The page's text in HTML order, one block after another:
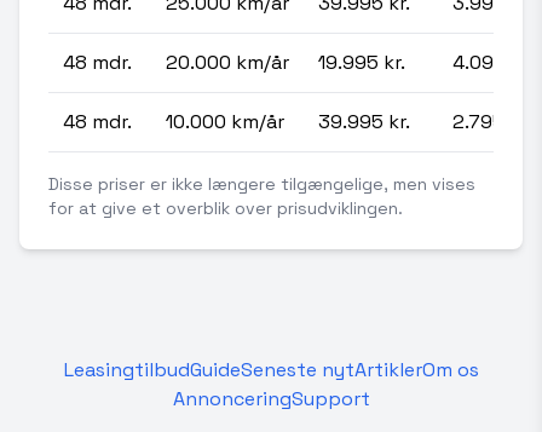
48 mdr. 20.000 km/år 19.995 kr. 4.095 kr.
48 mdr. 10.000 km/år 39.995 kr. 2.795 kr.
Disse priser er ikke længere tilgængelige, men vises
for at give et overblik over prisudviklingen.
LeasingtilbudGuideSeneste nytArtiklerOm os
AnnonceringSupport